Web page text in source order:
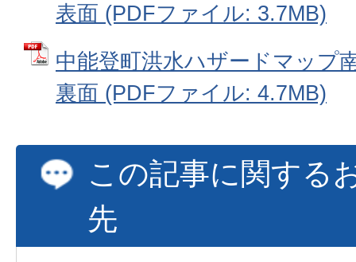
表面 (PDFファイル: 3.7MB)
中能登町洪水ハザードマップ
裏面 (PDFファイル: 4.7MB)
この記事に関する
先